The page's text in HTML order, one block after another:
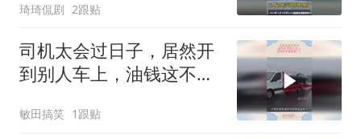
琦琦侃剧 2跟贴
司机太会过日子，居然开
到别人车上，油钱这不省
敏田搞笑 1跟贴